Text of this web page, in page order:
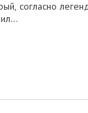
согласно